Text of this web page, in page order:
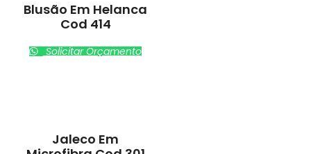
Blusão Em Helanca
Cod 414
Solicitar Orçamento
Jaleco Em